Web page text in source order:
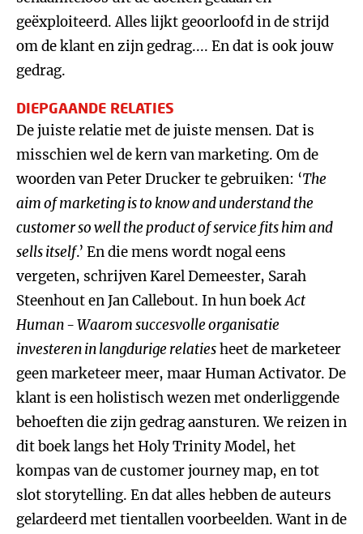
geëxploiteerd. Alles lijkt geoorloofd in de strijd
om de klant en zijn gedrag.... En dat is ook jouw
gedrag.
DIEPGAANDE RELATIES
De juiste relatie met de juiste mensen. Dat is
misschien wel de kern van marketing. Om de
woorden van Peter Drucker te gebruiken: ‘The
aim of marketing is to know and understand the
customer so well the product of service fits him and
sells itself.’ En die mens wordt nogal eens
vergeten, schrijven Karel Demeester, Sarah
Steenhout en Jan Callebout. In hun boekAct
Human - Waarom succesvolle organisatie
investeren in langdurige relatiesheet de marketeer
geen marketeer meer, maar Human Activator. De
klant is een holistisch wezen met onderliggende
behoeften die zijn gedrag aansturen. We reizen in
dit boek langs het Holy Trinity Model, het
kompas van de customer journey map, en tot
slot storytelling. En dat alles hebben de auteurs
gelardeerd met tientallen voorbeelden. Want in de